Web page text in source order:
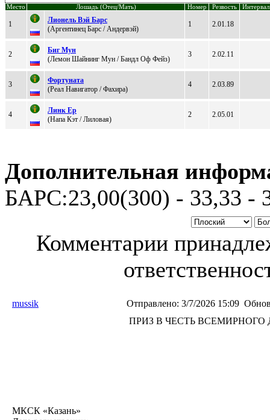
Место Лошадь (Отец/Мать) Номер Резвость Интервал
1
Лионель Вэй Барс
(Аргентинец Бaрc / Андеpвэй)
1 2.01.18
2
Биг Mун
(Лeмон Шайнинг Mун / Бандл Оф Фейз)
3 2.02.11
3
Фортуната
(Peaл Нaвигaтоp / Фaxиpa)
4 2.03.89
4
Линк Ер
(Hапа Кэт / Лилoвая)
2 2.05.01
Дополнительная
БАРС:23,00(300) - 33,33 -
Комментарии
mussik Отправлено: 3/7/2026 15:09
МКСК «Казань»
ПРИЗ В ЧЕСТЬ